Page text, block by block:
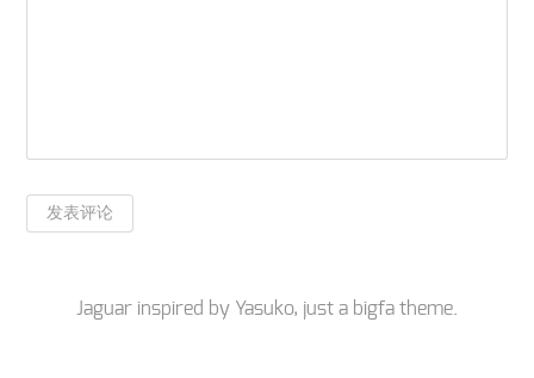
Jaguar inspired by Yasuko, just a bigfa theme.